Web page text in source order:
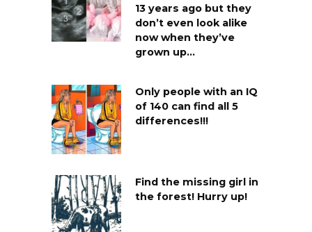
13 years ago but they
don’t even look alike
now when they’ve
grown up…
Only people with an IQ
of 140 can find all 5
differences!!!
Find the missing girl in
the forest! Hurry up!